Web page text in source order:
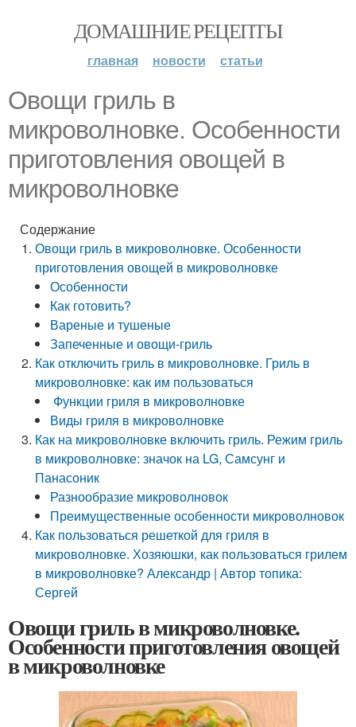
ДОМАШНИЕ РЕЦЕПТЫ
главная новости статьи
Овощи гриль в
микроволновке. Особенности
приготовления овощей в
микроволновке
Содержание
Овощи гриль в микроволновке. Особенности
приготовления овощей в микроволновке
Особенности
Как готовить?
Вареные и тушеные
Запеченные и овощи-гриль
Как отключить гриль в микроволновке. Гриль в
микроволновке: как им пользоваться
Функции гриля в микроволновке
Виды гриля в микроволновке
Как на микроволновке включить гриль. Режим гриль
в микроволновке: значок на LG, Самсунг и
Панасоник
Разнообразие микроволновок
Преимущественные особенности микроволновок
Как пользоваться решеткой для гриля в
микроволновке. Хозяюшки, как пользоваться грилем
в микроволновке? Александр | Автор топика:
Сергей
Овощи гриль в микроволновке.
Особенности приготовления овощей
в микроволновке